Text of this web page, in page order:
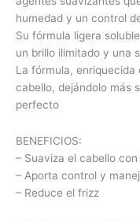
humedad y un control
Su fórmula ligera
un brillo ilimitado y una
La fórmula, enriquecida
cabello, dejándolo más
perfecto
BENEFICIOS:
– Suaviza el cabello
– Aporta control y
– Reduce el frizz